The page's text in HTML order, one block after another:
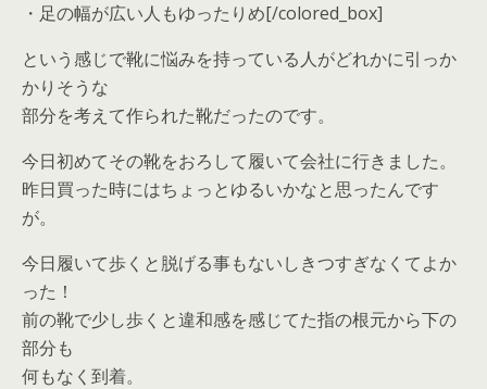
・足の幅が広い人もゆったりめ[/colored_box]
という感じで靴に悩みを持っている人がどれかに引っか
かりそうな
部分を考えて作られた靴だったのです。
今日初めてその靴をおろして履いて会社に行きました。
昨日買った時にはちょっとゆるいかなと思ったんです
が。
今日履いて歩くと脱げる事もないしきつすぎなくてよか
った！
前の靴で少し歩くと違和感を感じてた指の根元から下の
部分も
何もなく到着。